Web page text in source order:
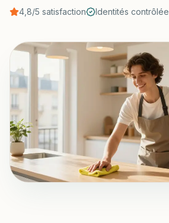
4,8/5 satisfaction Identités